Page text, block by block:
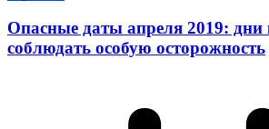
Опасные даты апреля 2019: дни
соблюдать особую осторожность